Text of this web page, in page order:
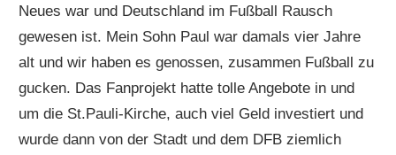
Neues war und Deutschland im Fußball Rausch
gewesen ist. Mein Sohn Paul war damals vier Jahre
alt und wir haben es genossen, zusammen Fußball zu
gucken. Das Fanprojekt hatte tolle Angebote in und
um die St.Pauli-Kirche, auch viel Geld investiert und
wurde dann von der Stadt und dem DFB ziemlich